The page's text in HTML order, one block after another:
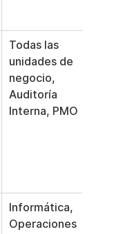
Todas las
unidades de
negocio,
Auditoría
Interna, PMO
Informática,
Operaciones